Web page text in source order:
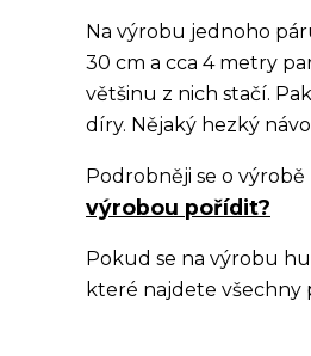
Na výrobu jednoho
30 cm a cca 4 metry
většinu z nich stačí.
díry. Nějaký hezký
Podrobněji se o
výrobou pořídit?
Pokud se na výrobu
které najdete